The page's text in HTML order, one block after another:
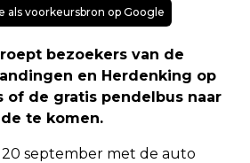
als voorkeursbron op Google
bezoekers van de
en Herdenking op
of de gratis pendelbus naar
te komen.
september met de auto